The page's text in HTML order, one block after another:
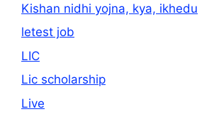
Kishan nidhi yojna, kya, ikhedu
letest job
LIC
Lic scholarship
Live